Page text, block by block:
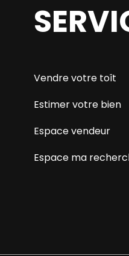
Vendre votre toît
Estimer votre bien
Espace vendeur
Espace ma